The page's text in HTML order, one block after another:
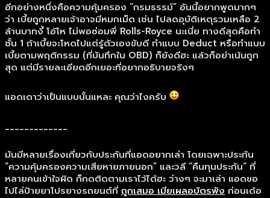
อีกอย่างหนึ่งคือความคุ้มครอง “กรมธรรม์” อันนี้อยากพูดมากๆ
ว่า เบี้ยถูกหลายเจ้าอาจมีหมกเม็ด เช่น ไปลดอุบัติเหตุรวมเหลือ 2
ล้านบาทงี้ โอ้โห ไม่พอซ่อมพี่ Rolls-Royce นะเนี่ย ทางดีสุดคือทำ
ชั้น 1 ถ้าเบี้ยจะโหดไปแต่รู้ตัวเองขับดี ทำแบบ Deduct หรือทำแบบ
เบี้ยตามพฤติกรรม (ที่บันทึกใน OBD) ก็ยังดีฮะ แล้วก็อย่าเน้นถูก
สุด แต่มีรายละเอียดอีกเยอะที่อยากอธิบายจริงๆ
แอดเดาว่าเป็นแบบนั้นแหละ คุณว่าไงครับ
_____________
มันมีหลายเรื่องเกี่ยวกับประกันที่แอดอยากเล่า โดยเฉพาะประกัน
“ความคุ้มครองความเสียหายภายนอก” และวลี “คืนทุนประกัน” ที่
หลายคนเข้าใจผิด ก็กดติดตามเราไว้ได้ฮะ ว่างๆ จะมาเล่า แอดขอ
ไปไล่ป้ายยาโปรยางรถยนต์ที่ ถูกเสมอ เมียเผลอบัตรพัง ก่อนเด้อ